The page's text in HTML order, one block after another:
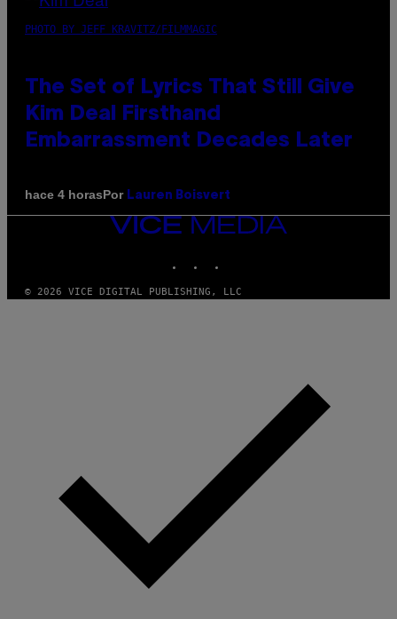
PHOTO BY JEFF KRAVITZ/FILMMAGIC
The Set of Lyrics That Still Give
Kim Deal Firsthand
Embarrassment Decades Later
hace 4 horasPor Lauren Boisvert
VICE
MEDIA
© 2026 VICE DIGITAL PUBLISHING, LLC